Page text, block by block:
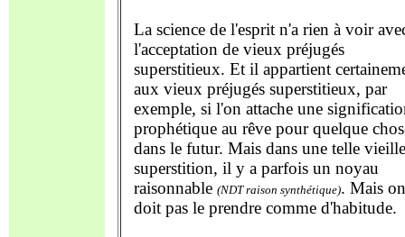
La science de l'esprit n'a rien à voir
l'acceptation de vieux préjugés
superstitieux. Et il appartient
aux vieux préjugés superstitieux, par
exemple, si l'on attache une
prophétique au rêve pour quelque
dans le futur. Mais dans une telle vieille
superstition, il y a parfois un noyau
raisonnable (NDT raison synthétique). Mais
doit pas le prendre comme d'habitude.